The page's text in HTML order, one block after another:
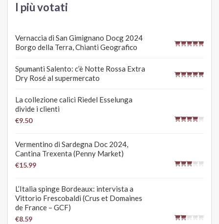
I più votati
Vernaccia di San Gimignano Docg 2024
Borgo della Terra, Chianti Geografico
Spumanti Salento: c’è Notte Rossa Extra
Dry Rosé al supermercato
La collezione calici Riedel Esselunga
divide i clienti
€9.50
Vermentino di Sardegna Doc 2024,
Cantina Trexenta (Penny Market)
€15.99
L’Italia spinge Bordeaux: intervista a
Vittorio Frescobaldi (Crus et Domaines
de France – GCF)
€8.59